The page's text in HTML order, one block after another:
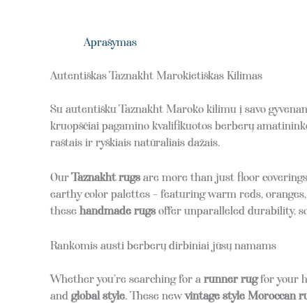
Aprašymas
Autentiškas Taznakht Marokietiškas Kilimas
Su autentišku Taznakht Maroko kilimu į savo
kruopščiai pagamino kvalifikuotos berberų
raštais ir ryškiais natūraliais dažais.
OurTaznakht rugsare more than just floor
earthy color palettes – featuring warm reds,
these handmade rugsoffer unparalleled durability,
Rankomis austi berberų dirbiniai jūsų namams
Whether you’re searching for a runner rugfor your
and global style. These newvintage style Moroccan